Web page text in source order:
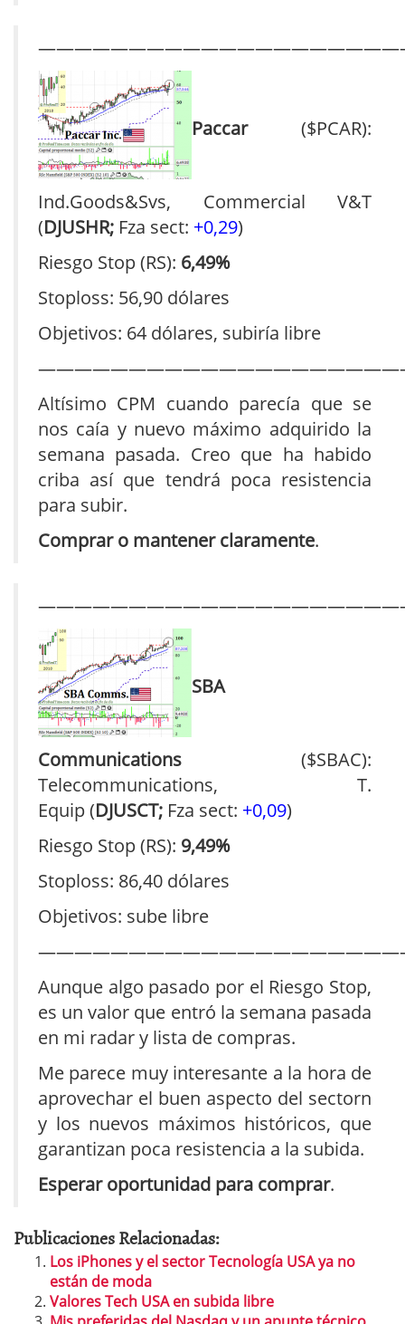
Paccar($PCAR):
Ind.Goods&Svs, Commercial V&T
(DJUSHR; Fza sect: +0,29)
Riesgo Stop (RS): 6,49%
Stoploss: 56,90 dólares
Objetivos: 64 dólares, subiría libre
Altísimo CPM cuando parecía que se
nos caía y nuevo máximo adquirido la
semana pasada. Creo que ha habido
criba así que tendrá poca resistencia
para subir.
Comprar o mantener claramente.
SBA
Communications ($SBAC):
Telecommunications, T.
Equip (DJUSCT; Fza sect: +0,09)
Riesgo Stop (RS): 9,49%
Stoploss: 86,40 dólares
Objetivos: sube libre
Aunque algo pasado por el Riesgo Stop,
es un valor que entró la semana pasada
en mi radar y lista de compras.
Me parece muy interesante a la hora de
aprovechar el buen aspecto del sectorn
y los nuevos máximos históricos, que
garantizan poca resistencia a la subida.
Esperar oportunidad para comprar.
Publicaciones Relacionadas:
Los iPhones y el sector Tecnología USA ya no
están de moda
Valores Tech USA en subida libre